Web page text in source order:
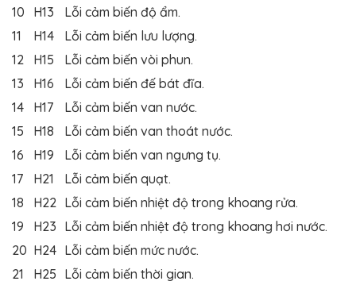
10
H13
Lỗi cảm biến độ ẩm.
11
H14
Lỗi cảm biến lưu lượng.
12
H15
Lỗi cảm biến vòi phun.
13
H16
Lỗi cảm biến đế bát đĩa.
14
H17
Lỗi cảm biến van nước.
15
H18
Lỗi cảm biến van thoát nước.
16
H19
Lỗi cảm biến van ngưng tụ.
17
H21
Lỗi cảm biến quạt.
18
H22 Lỗi cảm biến nhiệt độ trong khoang rửa.
19
H23 Lỗi cảm biến nhiệt độ trong khoang hơi nước.
20 H24 Lỗi cảm biến mức nước.
21
H25 Lỗi cảm biến thời gian.